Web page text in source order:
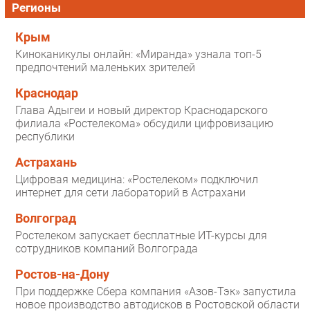
Регионы
Крым
Киноканикулы онлайн: «Миранда» узнала топ-5
предпочтений маленьких зрителей
Краснодар
Глава Адыгеи и новый директор Краснодарского
филиала «Ростелекома» обсудили цифровизацию
республики
Астрахань
Цифровая медицина: «Ростелеком» подключил
интернет для сети лабораторий в Астрахани
Волгоград
Ростелеком запускает бесплатные ИТ-курсы для
сотрудников компаний Волгограда
Ростов-на-Дону
При поддержке Сбера компания «Азов-Тэк» запустила
новое производство автодисков в Ростовской области